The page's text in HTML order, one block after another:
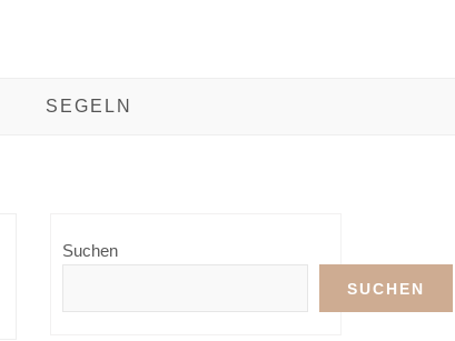
SEGELN
Suchen
SUCHEN